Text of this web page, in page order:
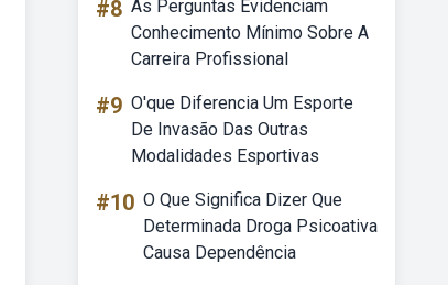
#8 As Perguntas Evidenciam
Conhecimento Mínimo Sobre A
Carreira Profissional
#9 O'que Diferencia Um Esporte
De Invasão Das Outras
Modalidades Esportivas
#10 O Que Significa Dizer Que
Determinada Droga Psicoativa
Causa Dependência